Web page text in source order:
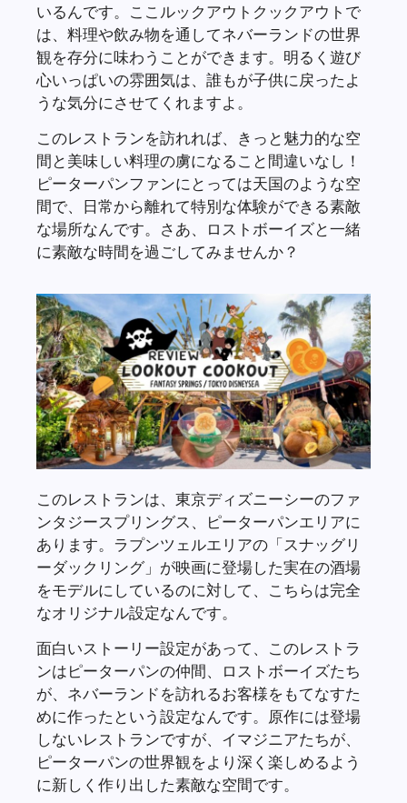
いるんです。ここルックアウトクックアウトで
は、料理や飲み物を通してネバーランドの世界
観を存分に味わうことができます。明るく遊び
心いっぱいの雰囲気は、誰もが子供に戻ったよ
うな気分にさせてくれますよ。
このレストランを訪れれば、きっと魅力的な空
間と美味しい料理の虜になること間違いなし！
ピーターパンファンにとっては天国のような空
間で、日常から離れて特別な体験ができる素敵
な場所なんです。さあ、ロストボーイズと一緒
に素敵な時間を過ごしてみませんか？
このレストランは、東京ディズニーシーのファ
ンタジースプリングス、ピーターパンエリアに
あります。ラプンツェルエリアの「スナッグリ
ーダックリング」が映画に登場した実在の酒場
をモデルにしているのに対して、こちらは完全
なオリジナル設定なんです。
面白いストーリー設定があって、このレストラ
ンはピーターパンの仲間、ロストボーイズたち
が、ネバーランドを訪れるお客様をもてなすた
めに作ったという設定なんです。原作には登場
しないレストランですが、イマジニアたちが、
ピーターパンの世界観をより深く楽しめるよう
に新しく作り出した素敵な空間です。